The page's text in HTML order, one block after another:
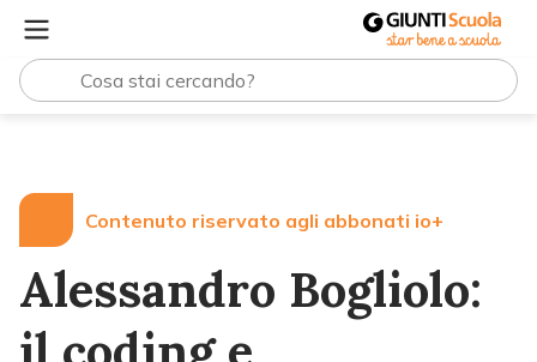
Contenuto riservato agli abbonati io+
Alessandro Bogliolo: